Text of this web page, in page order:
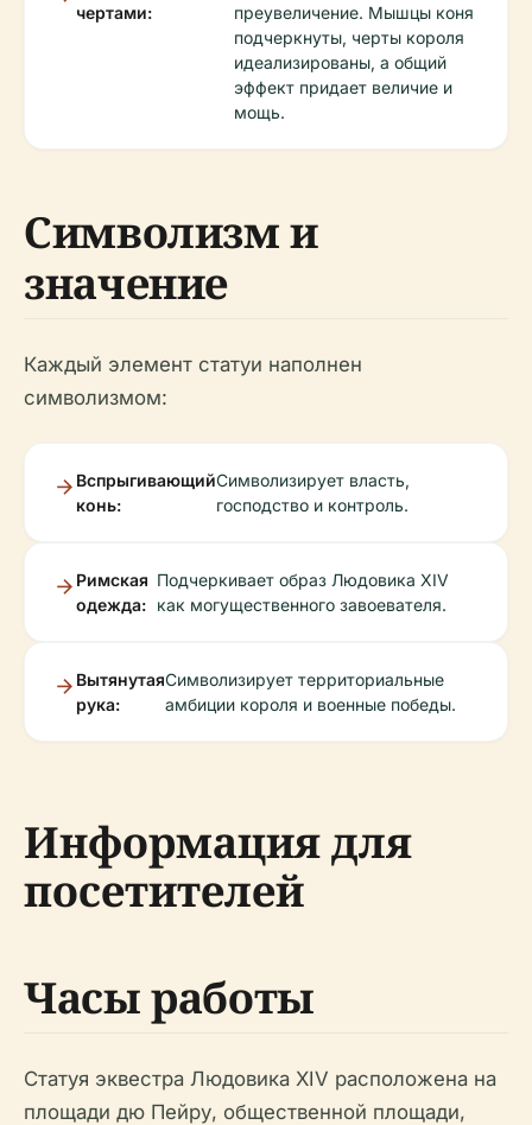
чертами:
преувеличение. Мышцы коня
подчеркнуты, черты короля
идеализированы, а общий
эффект придает величие и
мощь.
Символизм и
значение
Каждый элемент статуи наполнен
символизмом:
Вспрыгивающий
конь:
Символизирует власть,
господство и контроль.
Римская
одежда:
Подчеркивает образ Людовика XIV
как могущественного завоевателя.
Вытянутая
рука:
Символизирует территориальные
амбиции короля и военные победы.
Информация для
посетителей
Часы работы
Статуя эквестра Людовика XIV расположена на
площади дю Пейру, общественной площади,